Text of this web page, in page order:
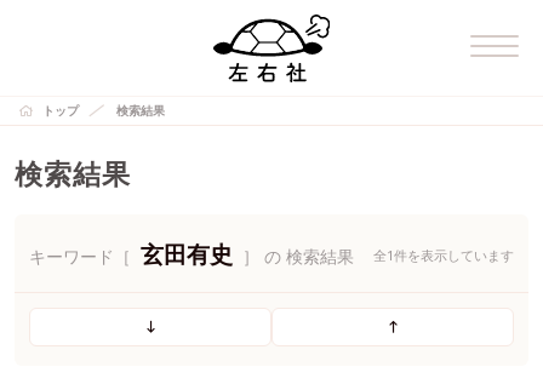
トップ 検索結果
検索結果
キーワード［ 玄田有史 ］ の 検索結果 全1件を表示しています